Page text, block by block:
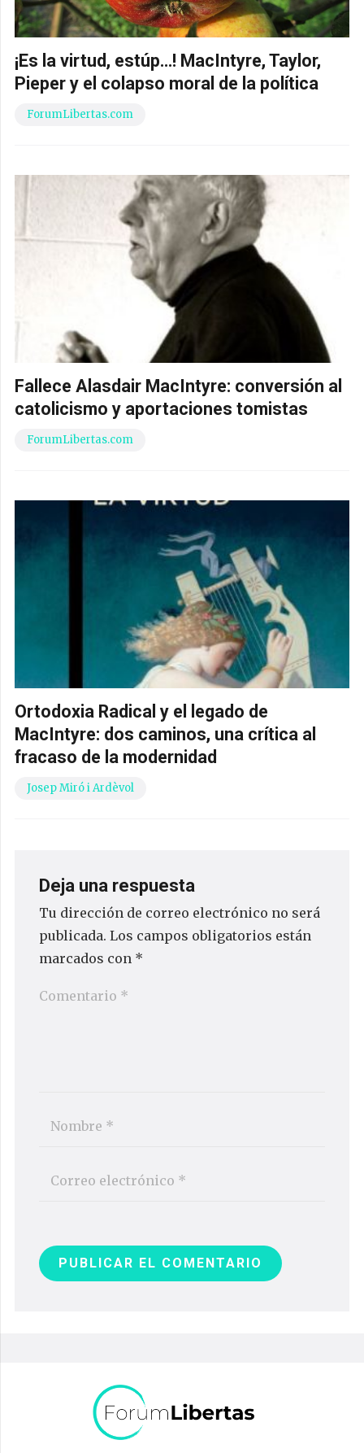
¡Es la virtud, estúp…! MacIntyre, Taylor,
Pieper y el colapso moral de la política
ForumLibertas.com
Fallece Alasdair MacIntyre: conversión al
catolicismo y aportaciones tomistas
ForumLibertas.com
Ortodoxia Radical y el legado de
MacIntyre: dos caminos, una crítica al
fracaso de la modernidad
Josep Miró i Ardèvol
Deja una respuesta
Tu dirección de correo electrónico no será
publicada. Los campos obligatorios están
marcados con *
PUBLICAR EL COMENTARIO